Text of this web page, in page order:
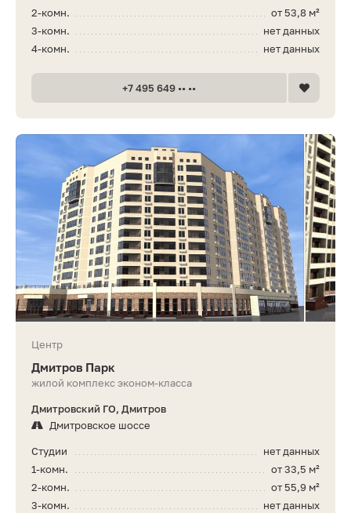
от 53,8 м²
2-комн.
нет данных
3-комн.
нет данных
4-комн.
+7 495 649 •• ••
Центр
Дмитров Парк
жилой комплекс эконом-класса
Дмитровский ГО, Дмитров
Дмитровское шоссе
нет данных
Студии
от 33,5 м²
1-комн.
от 55,9 м²
2-комн.
нет данных
3-комн.